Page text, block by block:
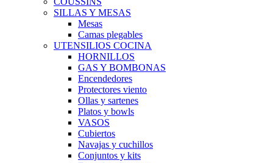
SILLAS Y MESAS
Mesas
Camas plegables
UTENSILIOS COCINA
HORNILLOS
GAS Y BOMBONAS
Encendedores
Protectores viento
Ollas y sartenes
Platos y bowls
VASOS
Cubiertos
Navajas y cuchillos
Conjuntos y kits